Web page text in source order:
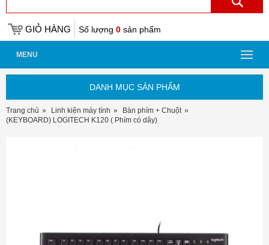
GIỎ HÀNG Số lượng 0 sản phẩm
MENU
DANH MỤC SẢN PHẨM
Trang chủ Linh kiện máy tính
Bàn phím + Chuột
(KEYBOARD) LOGITECH K120 ( Phím có dây)